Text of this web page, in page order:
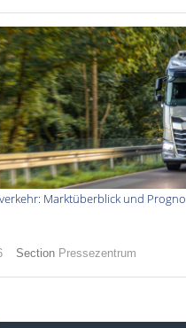
Marktüberblick und
Section Pressezentrum